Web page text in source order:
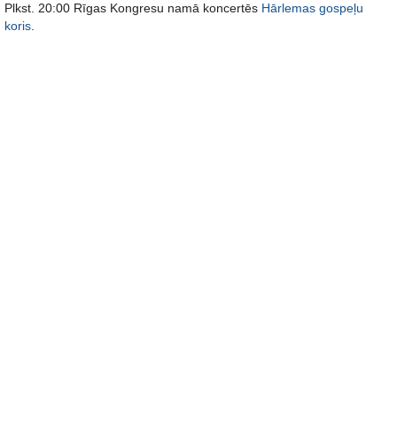
Plkst. 20:00 Rīgas Kongresu namā koncertēs Hārlemas gospeļu
koris